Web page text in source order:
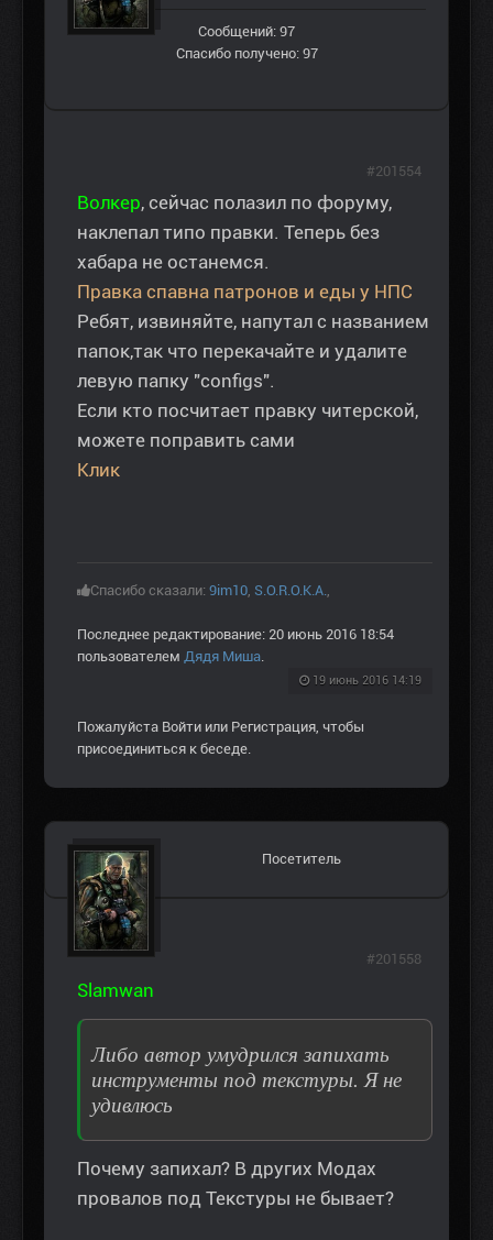
Сообщений: 97
Спасибо получено: 97
Волкер, сейчас полазил по форуму,
наклепал типо правки. Теперь без
хабара не останемся.
Правка спавна патронов и еды у НПС
Ребят, извиняйте, напутал с названием
папок,так что перекачайте и удалите
левую папку "configs".
Если кто посчитает правку читерской,
можете поправить сами
Клик
Спасибо сказали: 9im10, S.O.R.O.K.A.,
Последнее редактирование: 20 июнь 2016 18:54
пользователем Дядя Миша.
19 июнь 2016 14:19
#201554
Пожалуйста Войти или Регистрация, чтобы
присоединиться к беседе.
Посетитель
Slamwan
Либо автор умудрился запихать
инструменты под текстуры. Я не
удивлюсь
Почему запихал? В других Модах
провалов под Текстуры не бывает?
#201558